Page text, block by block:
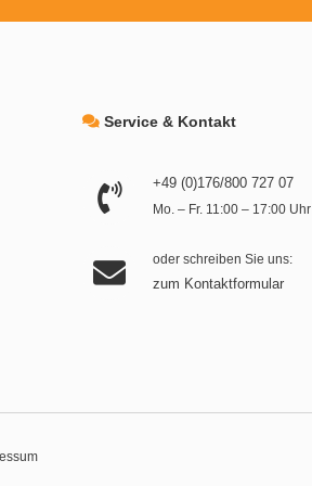
Service & Kontakt
+49 (0)176/800 727 07
Mo. – Fr. 11:00 – 17:00 Uhr
oder schreiben Sie uns:
zum Kontaktformular